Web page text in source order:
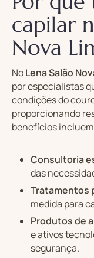
capilar
Nova
NoLena Salão
por especialistas
condições do
proporcionando
benefícios
Consultoria
das
Tratamentos
medida para
Produtos de
e ativos
segurança.